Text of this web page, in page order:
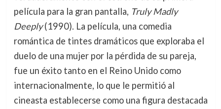
película para la gran pantalla, Truly Madly
Deeply(1990). La película, una comedia
romántica de tintes dramáticos que exploraba el
duelo de una mujer por la pérdida de su pareja,
fue un éxito tanto en el Reino Unido como
internacionalmente, lo que le permitió al
cineasta establecerse como una figura destacada